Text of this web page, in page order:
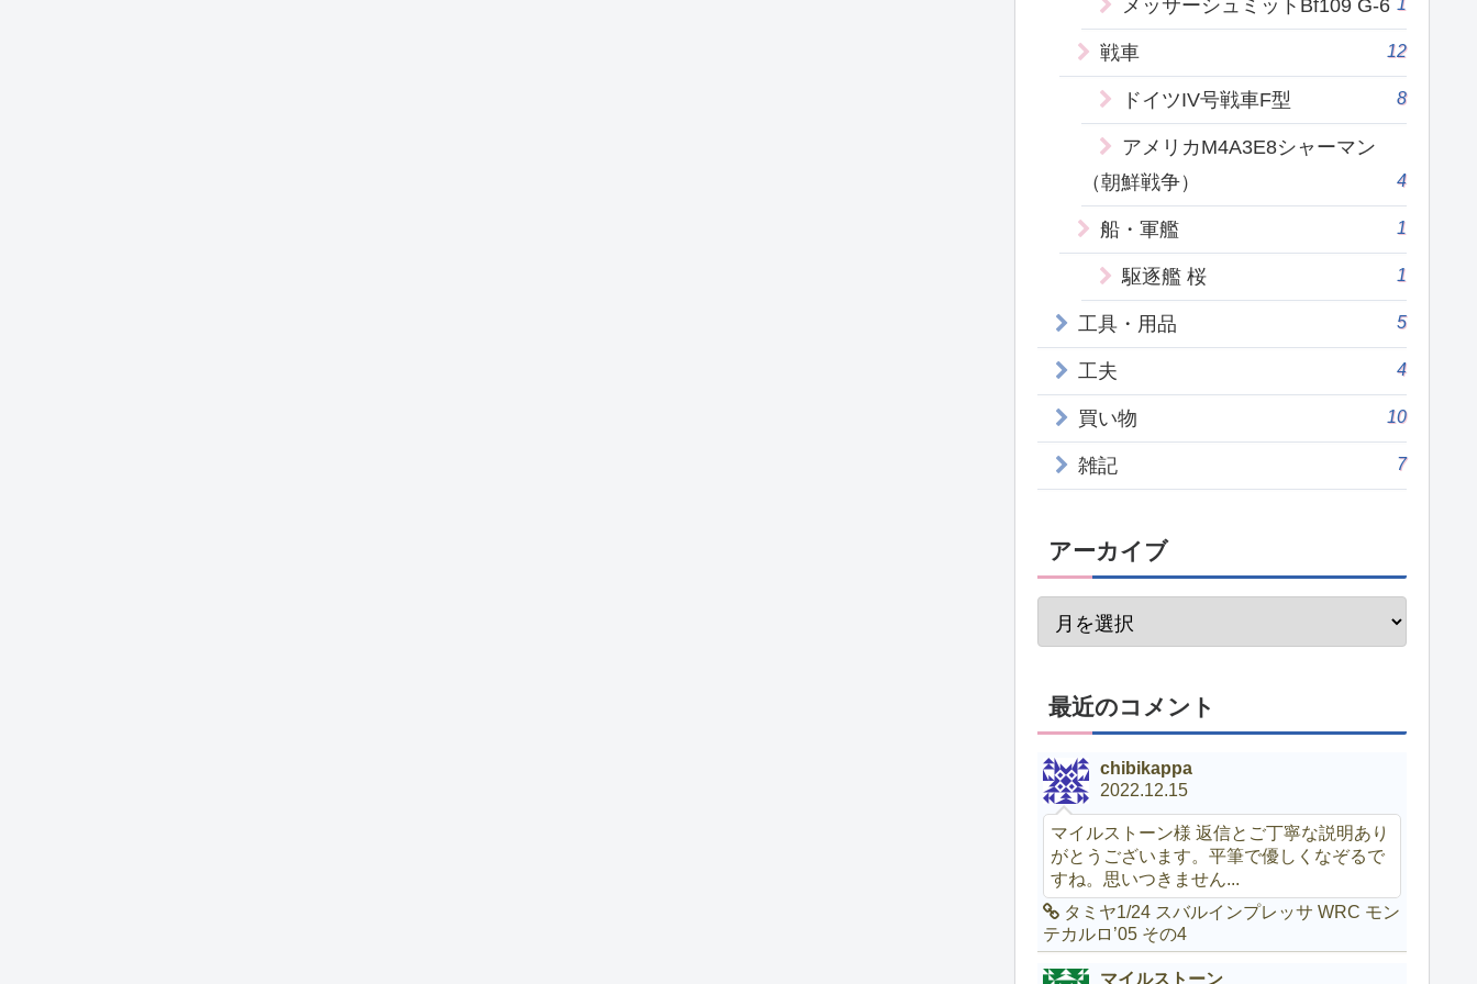
メッサーシュミットBf109 G-6
戦車 12
ドイツIV号戦車F型 8
アメリカM4A3E8シャーマン
（朝鮮戦争）
4
船・軍艦 1
駆逐艦 桜 1
工具・用品 5
工夫 4
買い物 10
雑記 7
アーカイブ
最近のコメント
chibikappa
2022.12.15
マイルストーン様 返信とご丁寧な説明あり
がとうございます。平筆で優しくなぞるで
すね。思いつきません...
タミヤ1/24 スバルインプレッサ WRC モン
テカルロ’05 その4
マイルストーン